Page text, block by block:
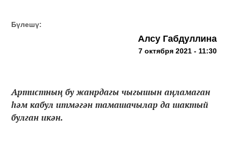
Бүлешү:
Алсу Габдуллина
7 октября 2021 - 11:30
Артистның бу жанрдагы чыгышын аңламаган
һәм кабул итмәгән тамашачылар да шактый
булган икән.